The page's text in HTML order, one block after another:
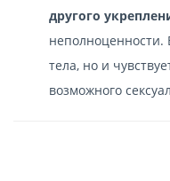
другого
неполноценности.
тела, но и
возможного